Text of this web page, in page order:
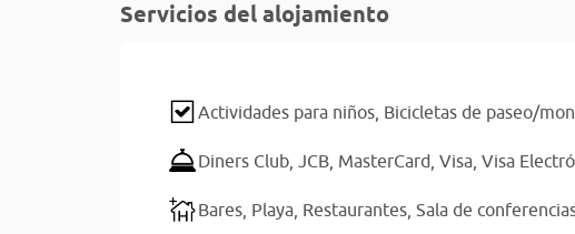
Servicios del alojamiento
Actividades para niños, Bicicletas de paseo/
Diners Club, JCB, MasterCard, Visa, Visa
Bares, Playa, Restaurantes, Sala de